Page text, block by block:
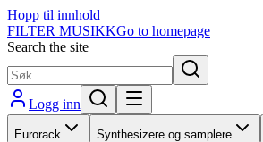
Hopp til innhold
FILTER MUSIKKGo to homepage
Search the site
Logg inn
Eurorack Synthesizere og samplere